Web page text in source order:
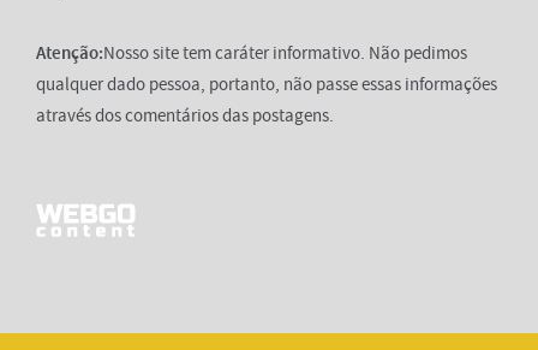
Atenção:Nosso site tem caráter informativo. Não pedimos
qualquer dado pessoa, portanto, não passe essas informações
através dos comentários das postagens.